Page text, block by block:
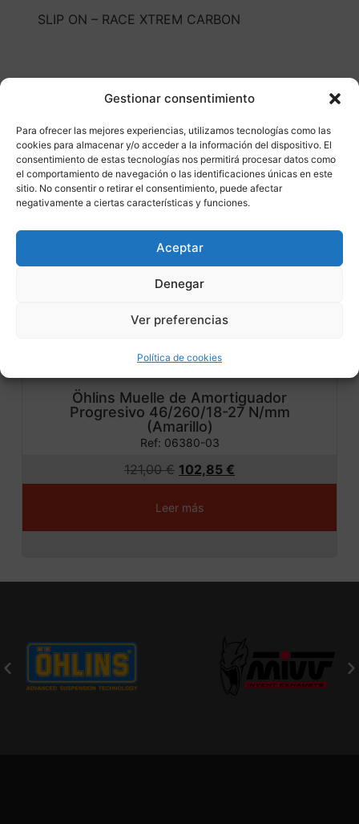
Gestionar consentimiento
Para ofrecer las mejores experiencias, utilizamos tecnologías como las
cookies para almacenar y/o acceder a la información del dispositivo. El
consentimiento de estas tecnologías nos permitirá procesar datos como
el comportamiento de navegación o las identificaciones únicas en este
sitio. No consentir o retirar el consentimiento, puede afectar
negativamente a ciertas características y funciones.
Aceptar
Denegar
Ver preferencias
Política de cookies
SLIP ON – RACE XTREM CARBON
Otros productos
CONSULTAR DISPONIBILIDAD
Öhlins Muelle de Amortiguador
Progresivo 46/260/18-27 N/mm
(Amarillo)
Ref: 06380-03
121,00€ 102,85 €
Leer más